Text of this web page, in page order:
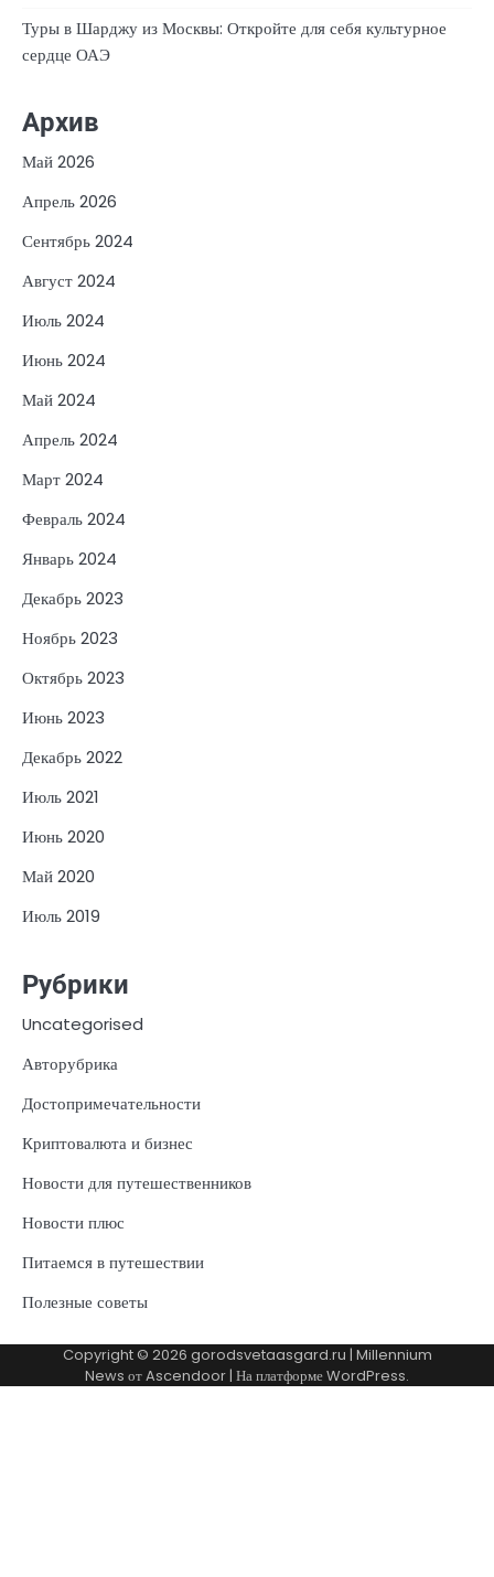
Туры в Шарджу из Москвы: Откройте для себя культурное
сердце ОАЭ
Архив
Май 2026
Апрель 2026
Сентябрь 2024
Август 2024
Июль 2024
Июнь 2024
Май 2024
Апрель 2024
Март 2024
Февраль 2024
Январь 2024
Декабрь 2023
Ноябрь 2023
Октябрь 2023
Июнь 2023
Декабрь 2022
Июль 2021
Июнь 2020
Май 2020
Июль 2019
Рубрики
Uncategorised
Авторубрика
Достопримечательности
Криптовалюта и бизнес
Новости для путешественников
Новости плюс
Питаемся в путешествии
Полезные советы
Copyright © 2026 gorodsvetaasgard.ru | Millennium
News отAscendoor| На платформеWordPress.